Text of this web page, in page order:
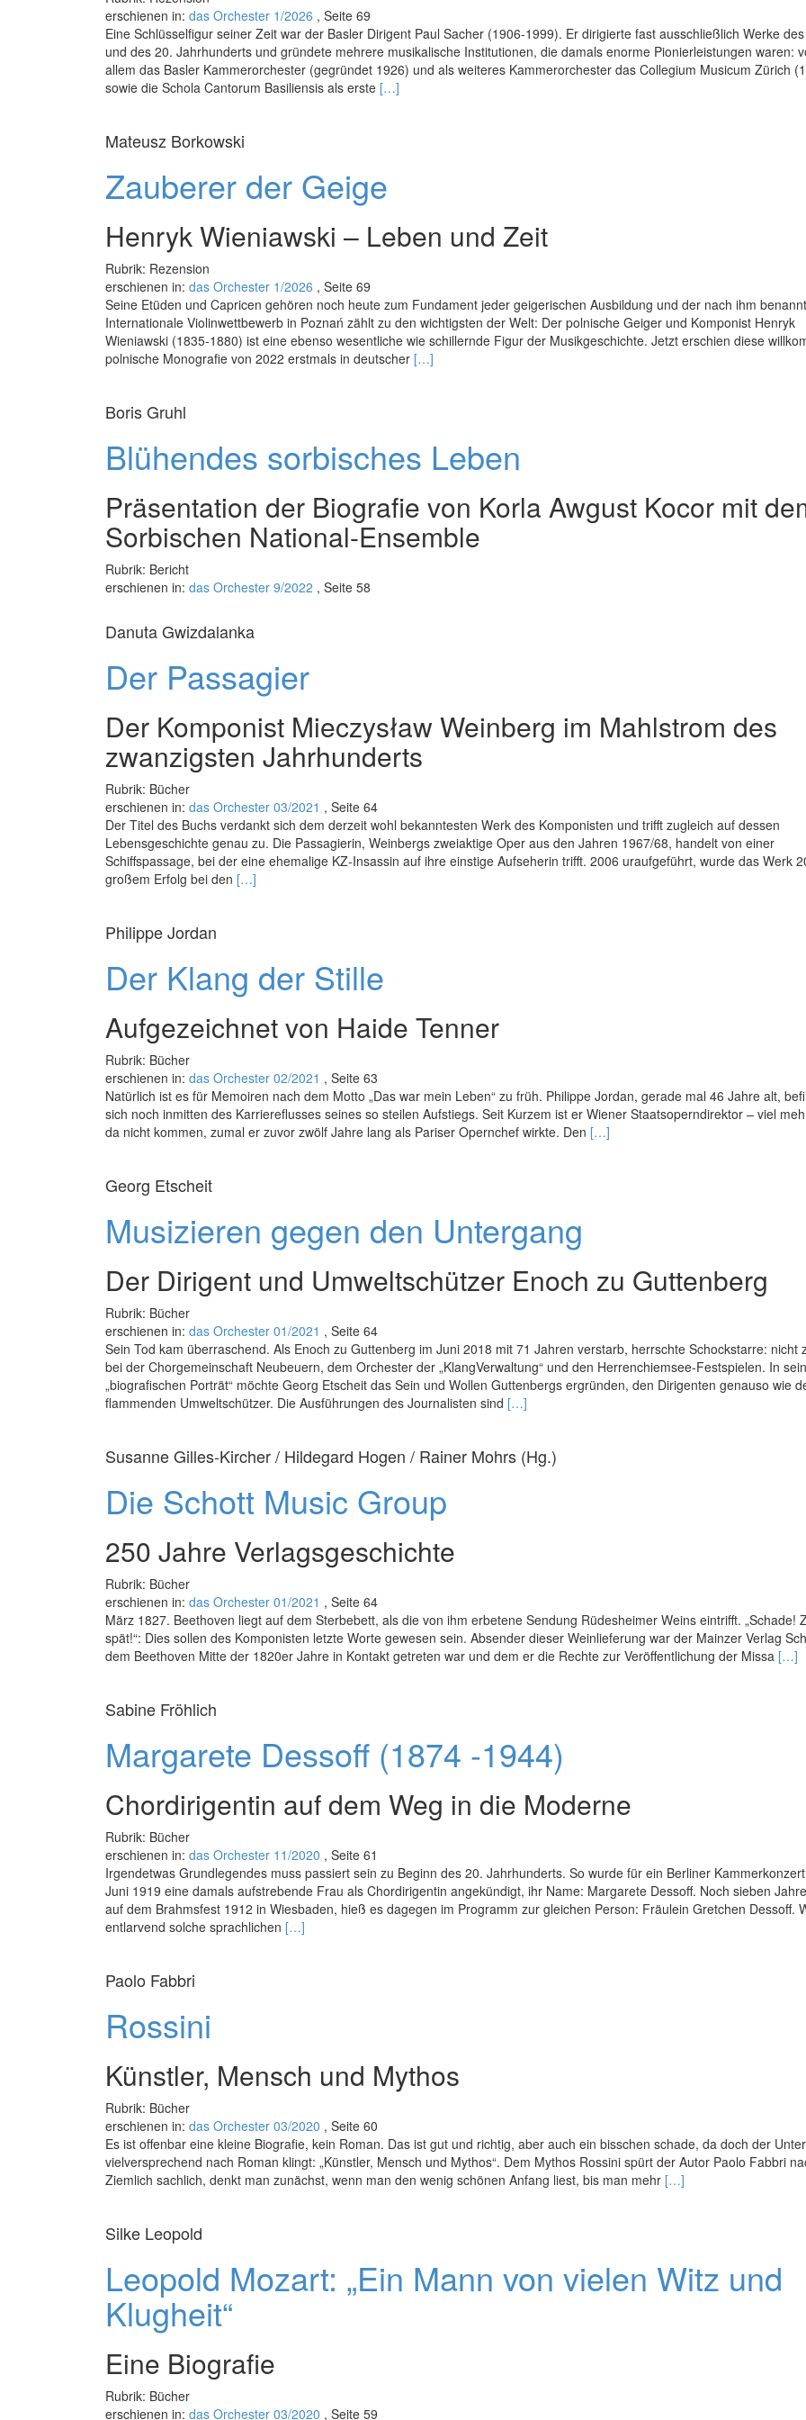
erschienen in: das Orchester 1/2026 , Seite 69
Eine Schlüsselfigur seiner Zeit war der Basler Dirigent Paul Sacher (1906-1999). Er dirigierte fast ausschließlich Werke
und des 20. Jahrhunderts und gründete mehrere musikalische Institutionen, die damals enorme Pionierleistungen waren:
allem das Basler Kammerorchester (gegründet 1926) und als weiteres Kammerorchester das Collegium Musicum Zürich
sowie die Schola Cantorum Basiliensis als erste Read
[…]
Mateusz Borkowski
Zauberer der Geige
Henryk Wieniawski – Leben und Zeit
Rubrik: Rezension
erschienen in: das Orchester 1/2026 , Seite 69
Seine Etüden und Capricen gehören noch heute zum Fundament jeder geigerischen Ausbildung und der nach ihm
Internationale Violinwettbewerb in Poznań zählt zu den wichtigsten der Welt: Der polnische Geiger und Komponist Henryk
Wieniawski (1835-1880) ist eine ebenso wesentliche wie schillernde Figur der Musikgeschichte. Jetzt erschien diese
polnische Monografie von 2022 erstmals in deutscher Read
Geige
[…]
Boris Gruhl
Blühendes sorbisches Leben
Präsentation der Biografie von Korla Awgust Kocor mit
Sorbischen National-Ensemble
Rubrik: Bericht
erschienen in: das Orchester 9/2022 , Seite 58
Danuta Gwizdalanka
Der Passagier
Der Komponist Mieczysław Weinberg im Mahlstrom des
zwanzigsten Jahrhunderts
Rubrik: Bücher
erschienen in: das Orchester 03/2021 , Seite 64
Der Titel des Buchs verdankt sich dem derzeit wohl bekanntesten Werk des Komponisten und trifft zugleich auf dessen
Lebensgeschichte genau zu. Die Passagierin, Weinbergs zweiaktige Oper aus den Jahren 1967/68, handelt von einer
Schiffspassage, bei der eine ehemalige KZ-Insassin auf ihre einstige Aufseherin trifft. 2006 uraufgeführt, wurde das Werk
großem Erfolg bei den Read
[…]
Philippe Jordan
Der Klang der Stille
Aufgezeichnet von Haide Tenner
Rubrik: Bücher
erschienen in: das Orchester 02/2021 , Seite 63
Natürlich ist es für Memoiren nach dem Motto „Das war mein Leben“ zu früh. Philippe Jordan, gerade mal 46 Jahre alt,
sich noch inmitten des Karriereflusses seines so steilen Aufstiegs. Seit Kurzem ist er Wiener Staatsoperndirektor – viel
da nicht kommen, zumal er zuvor zwölf Jahre lang als Pariser Opernchef wirkte. Den Read
[…]
Georg Etscheit
Musizieren gegen den Untergang
Der Dirigent und Umweltschützer Enoch zu Guttenberg
Rubrik: Bücher
erschienen in: das Orchester 01/2021 , Seite 64
Sein Tod kam überraschend. Als Enoch zu Guttenberg im Juni 2018 mit 71 Jahren verstarb, herrschte Schockstarre: nicht
bei der Chorgemeinschaft Neubeuern, dem Orchester der „KlangVerwaltung“ und den Herrenchiemsee-Festspielen. In
„biografischen Porträt“ möchte Georg Etscheit das Sein und Wollen Guttenbergs ergründen, den Dirigenten genauso wie
flammenden Umweltschützer. Die Ausführungen des Journalisten sind Read
Musizieren
[…]
Susanne Gilles-Kircher / Hildegard Hogen / Rainer Mohrs (Hg.)
Die Schott Music Group
250 Jahre Verlagsgeschichte
Rubrik: Bücher
erschienen in: das Orchester 01/2021 , Seite 64
März 1827. Beethoven liegt auf dem Sterbebett, als die von ihm erbetene Sendung Rüdesheimer Weins eintrifft. „Schade!
spät!“: Dies sollen des Komponisten letzte Worte gewesen sein. Absender dieser Weinlieferung war der Mainzer Verlag
dem Beethoven Mitte der 1820er Jahre in Kontakt getreten war und dem er die Rechte zur Veröffentlichung der Missa […]
Sabine Fröhlich
Margarete Dessoff (1874 -1944)
Chordirigentin auf dem Weg in die Moderne
Rubrik: Bücher
erschienen in: das Orchester 11/2020 , Seite 61
Irgendetwas Grundlegendes muss passiert sein zu Beginn des 20. Jahrhunderts. So wurde für ein Berliner
Juni 1919 eine damals aufstrebende Frau als Chordirigentin angekündigt, ihr Name: Margarete Dessoff. Noch sieben
auf dem Brahmsfest 1912 in Wiesbaden, hieß es dagegen im Programm zur gleichen Person: Fräulein Gretchen Dessoff.
entlarvend solche sprachlichen Read
[…]
Paolo Fabbri
Rossini
Künstler, Mensch und Mythos
Rubrik: Bücher
erschienen in: das Orchester 03/2020 , Seite 60
Es ist offenbar eine kleine Biografie, kein Roman. Das ist gut und richtig, aber auch ein bisschen schade, da doch der
vielversprechend nach Roman klingt: „Künstler, Mensch und Mythos“. Dem Mythos Rossini spürt der Autor Paolo Fabbri
Ziemlich sachlich, denkt man zunächst, wenn man den wenig schönen Anfang liest, bis man mehr Read
[…]
Silke Leopold
Leopold Mozart: „Ein Mann von vielen Witz und
Klugheit“
Eine Biografie
Rubrik: Bücher
erschienen in: das Orchester 03/2020 , Seite 59